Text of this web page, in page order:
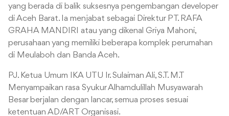
yang berada di balik suksesnya pengembangan developer
di Aceh Barat. Ia menjabat sebagai Direktur PT. RAFA
GRAHA MANDIRI atau yang dikenal Griya Mahoni,
perusahaan yang memiliki beberapa komplek perumahan
di Meulaboh dan Banda Aceh.
PJ. Ketua Umum IKA UTU Ir. Sulaiman Ali, S.T. M.T
Menyampaikan rasa Syukur Alhamdulillah Musyawarah
Besar berjalan dengan lancar, semua proses sesuai
ketentuan AD/ART Organisasi.